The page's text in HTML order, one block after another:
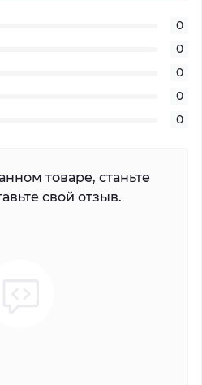
0
0
0
0
0
товаре, станьте
свой отзыв.